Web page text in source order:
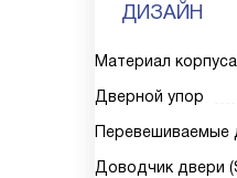
ДИЗАЙН
Материал корпуса
Дверной упор
Перевешиваемые
Доводчик двери